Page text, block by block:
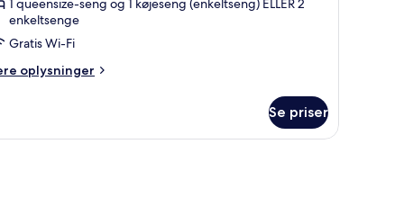
1 queensize-seng og 1 køjeseng (enkeltseng) ELLER 2
enkeltsenge
Gratis Wi-Fi
oplysninger
Se priser